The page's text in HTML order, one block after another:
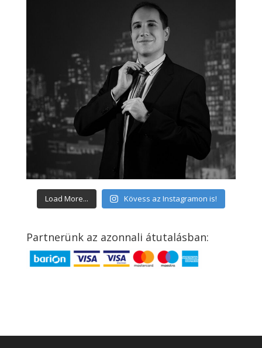
Load More... Kövess az Instagramon is!
Partnerünk az azonnali átutalásban: